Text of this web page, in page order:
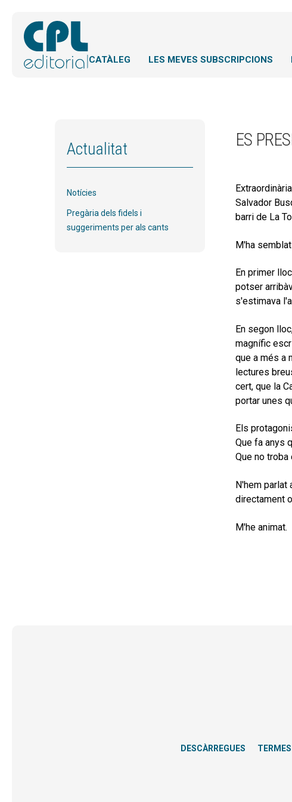
CATÀLEG LES MEVES SUBSCRIPCIONS
ES
Salvador
barri de La
M'ha
En primer
potser
s'estimava
En segon
magnífic
que a més a
lectures
cert, que la
portar unes
Els
Que fa anys
Que no
N'hem parlat
directament
M'he animat.
Actualitat
Notícies
Pregària dels fidels i
suggeriments per als cants
DESCÀRREGUES